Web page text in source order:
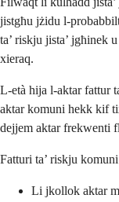
jistgħu jżidu l-
ta’ riskju jista’ jgħinek
xieraq.
L-età hija l-aktar fattur
aktar komuni hekk kif
dejjem aktar frekwenti
Fatturi ta’ riskju
Li jkollok aktar